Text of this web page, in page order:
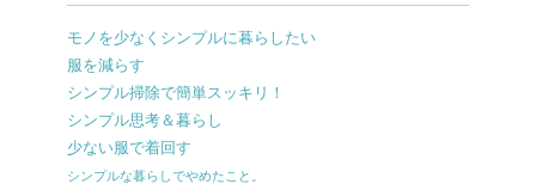
モノを少なくシンプルに暮らしたい
服を減らす
シンプル掃除で簡単スッキリ！
シンプル思考＆暮らし
少ない服で着回す
シンプルな暮らしでやめたこと。